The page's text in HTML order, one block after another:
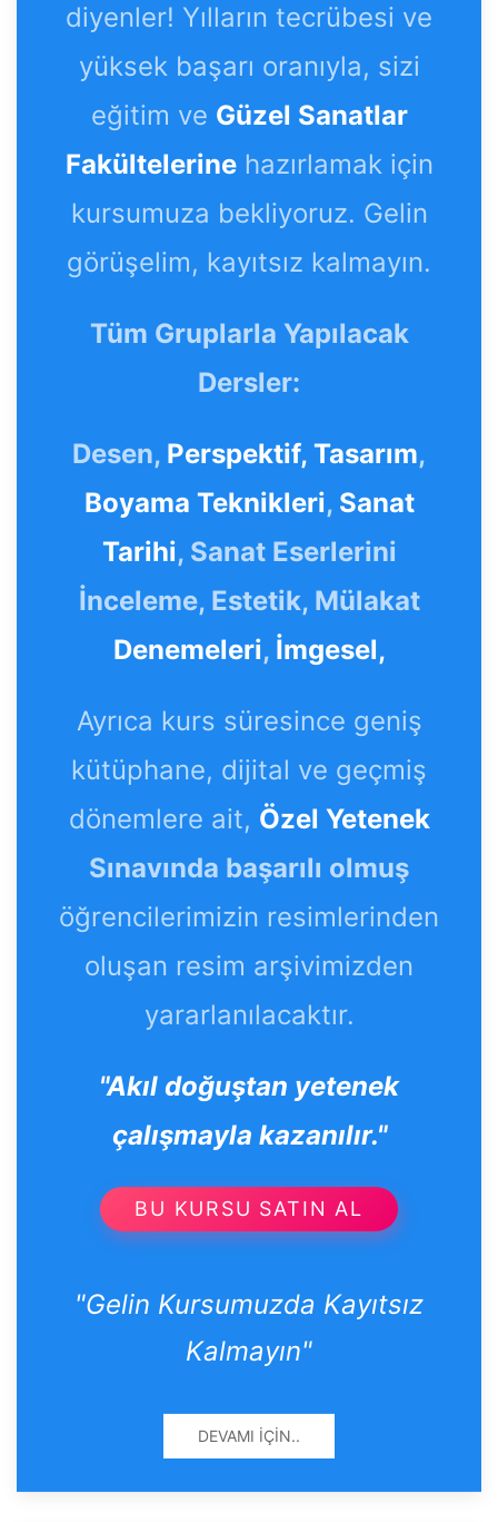
diyenler! Yılların tecrübesi ve
yüksek başarı oranıyla, sizi
eğitim ve Güzel Sanatlar
Fakültelerinehazırlamak için
kursumuza bekliyoruz. Gelin
görüşelim, kayıtsız kalmayın.
Tüm Gruplarla Yapılacak
Dersler:
Desen, Perspektif, Tasarım,
Boyama Teknikleri, Sanat
Tarihi, Sanat Eserlerini
İnceleme, Estetik, Mülakat
Denemeleri, İmgesel,
Ayrıca kurs süresince geniş
kütüphane, dijital ve geçmiş
dönemlere ait, Özel Yetenek
Sınavında başarılı olmuş
öğrencilerimizin resimlerinden
oluşan resim arşivimizden
yararlanılacaktır.
"Akıl doğuştan yetenek
çalışmayla kazanılır."
BU KURSU SATIN AL
"Gelin Kursumuzda Kayıtsız
Kalmayın"
DEVAMI İÇIN..